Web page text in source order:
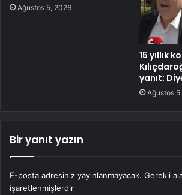
Ağustos 5, 2026
15 yıllık
yanıt:
Ağustos
Bir yanıt yazın
E-posta adresiniz yayınlanmayacak. Gerekli
işaretlenmişlerdir